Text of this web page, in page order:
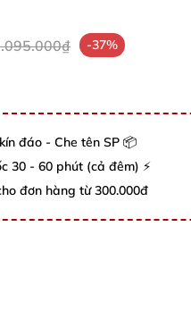
-37%
đáo - Che tên SP 📦
30 - 60 phút (cả đêm) ⚡
đơn hàng từ 300.000đ